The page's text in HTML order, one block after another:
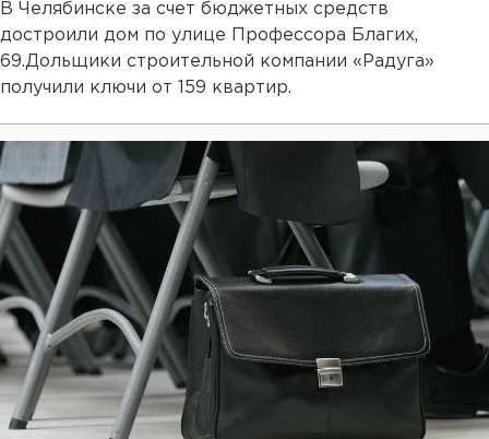
В Челябинске за счет бюджетных средств
достроили дом по улице Профессора Благих,
69.Дольщики строительной компании «Радуга»
получили ключи от 159 квартир.